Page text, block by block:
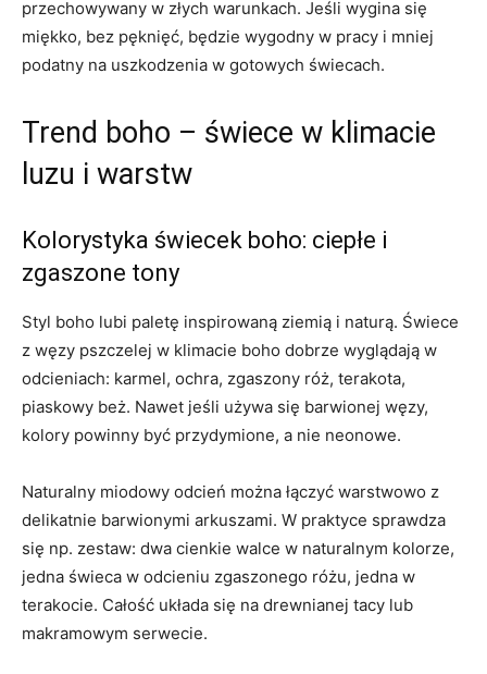
przechowywany w złych warunkach. Jeśli wygina się
miękko, bez pęknięć, będzie wygodny w pracy i mniej
podatny na uszkodzenia w gotowych świecach.
Trend boho – świece w klimacie
luzu i warstw
Kolorystyka świecek boho: ciepłe i
zgaszone tony
Styl boho lubi paletę inspirowaną ziemią i naturą. Świece
z węzy pszczelej w klimacie boho dobrze wyglądają w
odcieniach: karmel, ochra, zgaszony róż, terakota,
piaskowy beż. Nawet jeśli używa się barwionej węzy,
kolory powinny być przydymione, a nie neonowe.
Naturalny miodowy odcień można łączyć warstwowo z
delikatnie barwionymi arkuszami. W praktyce sprawdza
się np. zestaw: dwa cienkie walce w naturalnym kolorze,
jedna świeca w odcieniu zgaszonego różu, jedna w
terakocie. Całość układa się na drewnianej tacy lub
makramowym serwecie.